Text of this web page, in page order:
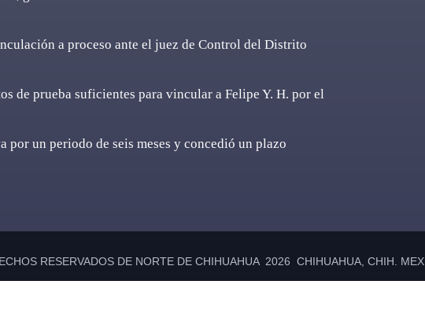
a proceso ante el juez de Control del Distrito
de prueba suficientes para vincular a Felipe Y. H. por el
un periodo de seis meses y concedió un plazo
RESERVADOS DE NORTE DE CHIHUAHUA 2026 CHIHUAHUA, CHIH. MEX.